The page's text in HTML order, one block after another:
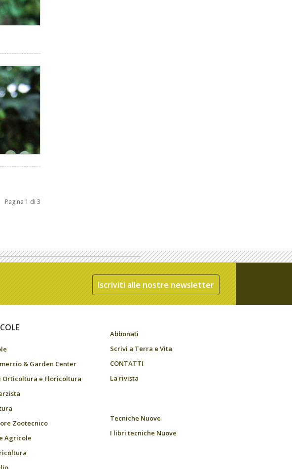
Pagina 1 di 3
Iscriviti alle nostre newsletter
& Garden Center
Orticoltura e Floricoltura
Zootecnico
Agricole
Abbonati
Scrivi a Terra e Vita
CONTATTI
La rivista
Tecniche Nuove
I libri tecniche Nuove